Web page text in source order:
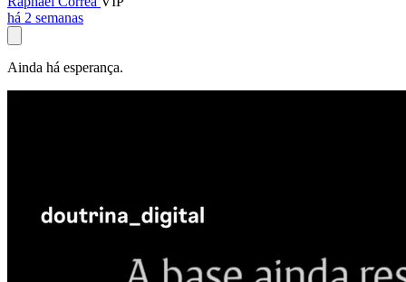
há 2 semanas
Ainda há esperança.